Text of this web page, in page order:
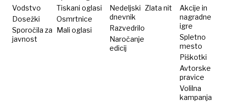
je
grešni
kozel
Vodstvo
Dosežki
Sporočila za
javnost
Tiskani oglasi
Osmrtnice
Mali oglasi
Nedeljski
dnevnik
Razvedrilo
Naročanje
edicij
Zlata nit
Akcije in
nagradne
igre
Spletno
mesto
Piškotki
Avtorske
pravice
Volilna
kampanja